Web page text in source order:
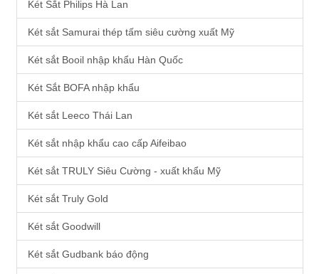
Két Sắt Philips Hà Lan
Két sắt Samurai thép tấm siêu cường xuất Mỹ
Két sắt Booil nhập khẩu Hàn Quốc
Két Sắt BOFA nhập khẩu
Két sắt Leeco Thái Lan
Két sắt nhập khẩu cao cấp Aifeibao
Két sắt TRULY Siêu Cường - xuất khẩu Mỹ
Két sắt Truly Gold
Két sắt Goodwill
Két sắt Gudbank báo động